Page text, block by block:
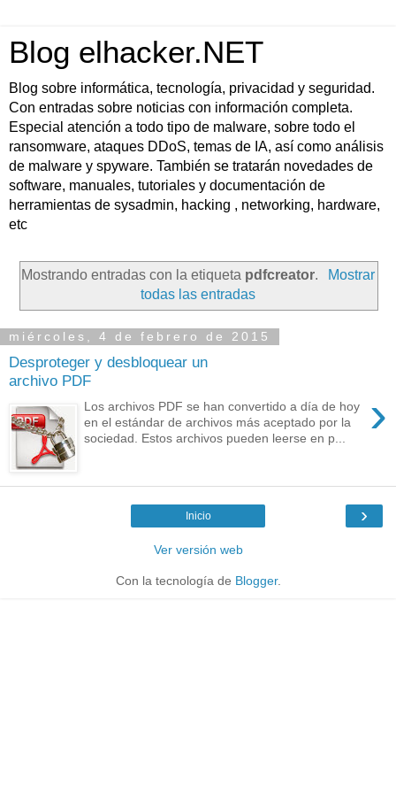
Blog elhacker.NET
Blog sobre informática, tecnología, privacidad y seguridad.
Con entradas sobre noticias con información completa.
Especial atención a todo tipo de malware, sobre todo el
ransomware, ataques DDoS, temas de IA, así como análisis
de malware y spyware. También se tratarán novedades de
software, manuales, tutoriales y documentación de
herramientas de sysadmin, hacking , networking, hardware,
etc
Mostrando entradas con la etiqueta pdfcreator.
Mostrar
todas las entradas
miércoles, 4 de febrero de 2015
Desproteger y desbloquear un
archivo PDF
›
Los archivos PDF se han convertido a día de hoy
en el estándar de archivos más aceptado por la
sociedad. Estos archivos pueden leerse en p...
›
Inicio
Ver versión web
Con la tecnología de Blogger.